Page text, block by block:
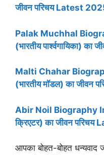
जीवन परिचय Latest
Palak Muchhal
(भारतीय पार्श्वगायिका)
Malti Chahar
(भारतीय मॉडल) का जीवन
Abir Noil Biography
क्रिएटर) का जीवन
आपका बोहत-बोहत